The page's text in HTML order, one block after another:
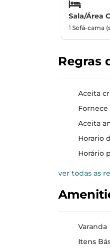
Sala/Área
1 Sofá-cama
Regras
Aceita
Aceita
Horario
Horário
ver todas as
Varanda
Itens